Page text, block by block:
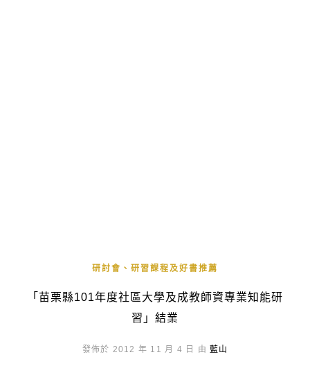
研討會、研習課程及好書推薦
「苗栗縣101年度社區大學及成教師資專業知能研
習」結業
發佈於 2012 年 11 月 4 日 由 藍山